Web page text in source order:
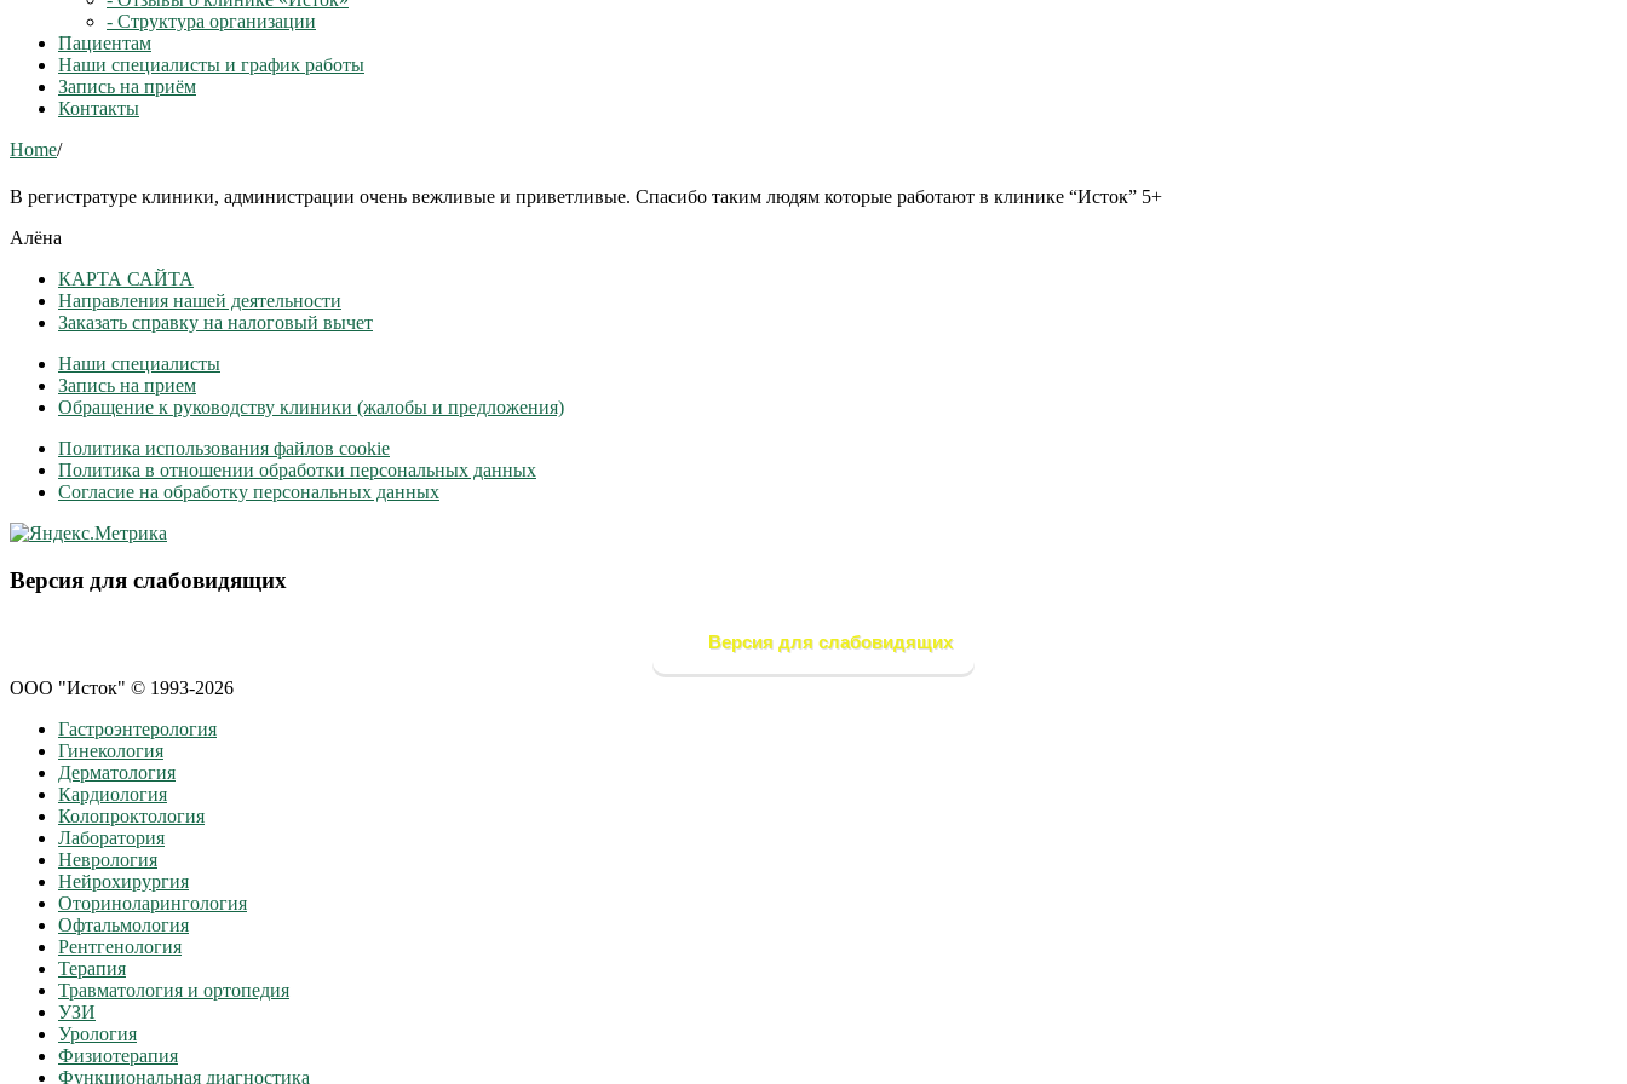
- Структура организации
Пациентам
Наши специалисты и график работы
Запись на приём
Контакты
Home/
В регистратуре клиники, администрации очень вежливые и приветливые. Спасибо таким людям которые работают в клинике “Исток” 5+
Алëна
КАРТА САЙТА
Направления нашей деятельности
Заказать справку на налоговый вычет
Наши специалисты
Запись на прием
Обращение к руководству клиники (жалобы и предложения)
Политика использования файлов cookie
Политика в отношении обработки персональных данных
Согласие на обработку персональных данных
Версия для слабовидящих
Версия для слабовидящих
ООО "Исток" © 1993-2026
Гастроэнтерология
Гинекология
Дерматология
Кардиология
Колопроктология
Лаборатория
Неврология
Нейрохирургия
Оториноларингология
Офтальмология
Рентгенология
Терапия
Травматология и ортопедия
УЗИ
Урология
Физиотерапия
Функциональная диагностика